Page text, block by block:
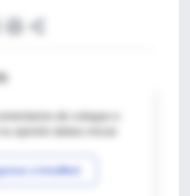
de colegas o
a IntraMed